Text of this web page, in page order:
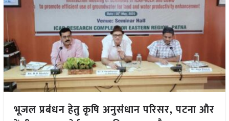
भूजल प्रबंधन हेतु कृषि अनुसंधान परिसर, पटना और